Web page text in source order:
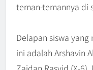
teman-temannya di
Delapan siswa
ini adalah Arshavin